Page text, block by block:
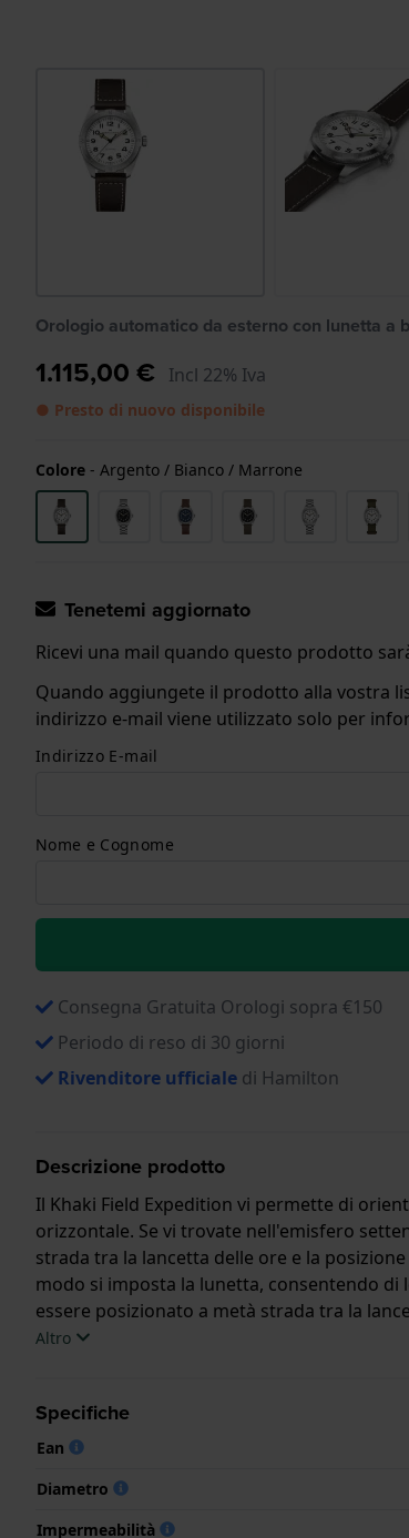
Orologio automatico da esterno con lunetta a
1.115,00 € Incl 22% Iva
● Presto di nuovo disponibile
Colore - Argento / Bianco / Marrone
Tenetemi aggiornato
Ricevi una mail quando questo prodotto
Quando aggiungete il prodotto alla vostra
indirizzo e-mail viene utilizzato solo per
Indirizzo E-mail
Nome e Cognome
Consegna Gratuita Orologi sopra €150
Periodo di reso di 30 giorni
Rivenditore ufficiale di Hamilton
Descrizione prodotto
Il Khaki Field Expedition vi permette di
orizzontale. Se vi trovate nell'emisfero
strada tra la lancetta delle ore e la
modo si imposta la lunetta, consentendo di
essere posizionato a metà strada tra la
Altro
Specifiche
Ean
Diametro
Impermeabilità